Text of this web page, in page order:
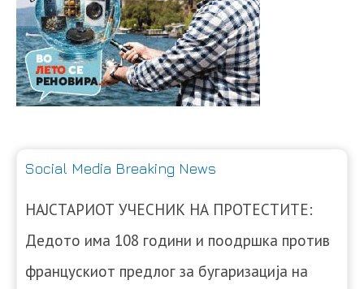
Social Media Breaking News
НАЈСТАРИОТ УЧЕСНИК НА ПРОТЕСТИТЕ:
Дедото има 108 години и поодршка против
францускиот предлог за бугаризација на